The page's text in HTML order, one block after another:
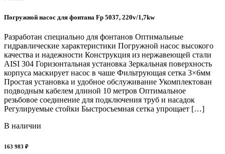
Погружной насос для фонтана Fp 5037, 220v/1,7kw
Разработан специально для фонтанов Оптимальные
гидравлические характеристики Погружной насос высокого
качества и надежности Конструкция из нержавеющей стали
AISI 304 Горизонтальная установка Зеркальная поверхность
корпуса маскирует насос в чаше Фильтрующая сетка 3×6мм
Простая установка и удобное обслуживание Укомплектован
подводным кабелем длиной 10 метров Оптимальное
резьбовое соединение для подключения труб и насадок
Регулируемые стойки Быстросъемная сетка упрощает […]
В наличии
163 983 ₽